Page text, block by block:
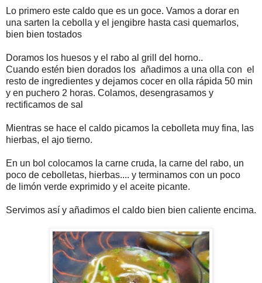
Lo primero este caldo que es un goce. Vamos a dorar en
una sarten la cebolla y el jengibre hasta casi quemarlos,
bien bien tostados
Doramos los huesos y el rabo al grill del horno..
Cuando estén bien dorados los añadimos a una olla con el
resto de ingredientes y dejamos cocer en olla rápida 50 min
y en puchero 2 horas. Colamos, desengrasamos y
rectificamos de sal
Mientras se hace el caldo picamos la cebolleta muy fina, las
hierbas, el ajo tierno.
En un bol colocamos la carne cruda, la carne del rabo, un
poco de cebolletas, hierbas.... y terminamos con un poco
de limón verde exprimido y el aceite picante.
Servimos así y añadimos el caldo bien bien caliente encima.